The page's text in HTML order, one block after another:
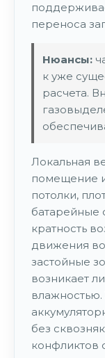
переноса
Нюансы:
к уже
расчета.
Локальная
помещение
потолки,
батарейные
кратность
движения
застойные
возникает
без
конфликтов